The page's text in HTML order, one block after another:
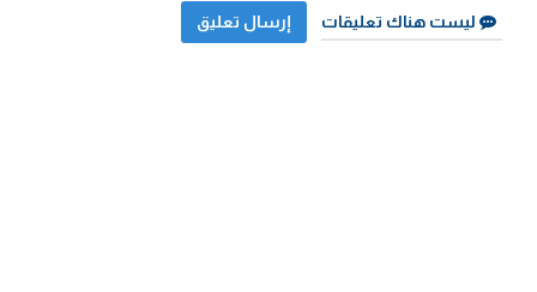
ليست هناك تعليقات إرسال تعليق